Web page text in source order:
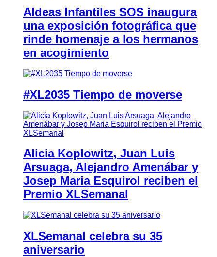
Aldeas Infantiles SOS inaugura
una exposición fotográfica que
rinde homenaje a los hermanos
en acogimiento
#XL2035 Tiempo de moverse
Alicia Koplowitz, Juan Luis
Arsuaga, Alejandro Amenábar y
Josep Maria Esquirol reciben el
Premio XLSemanal
XLSemanal celebra su 35
aniversario